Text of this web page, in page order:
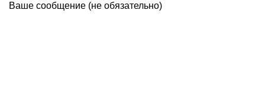
Ваше сообщение (не обязательно)